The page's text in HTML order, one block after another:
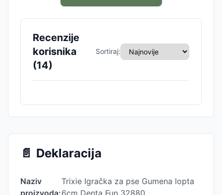
Recenzije
korisnika
(14)
Sortiraj:
📄 Deklaracija
Naziv
proizvoda:
Trixie Igračka za pse Gumena lopta
6cm Denta Fun 32880